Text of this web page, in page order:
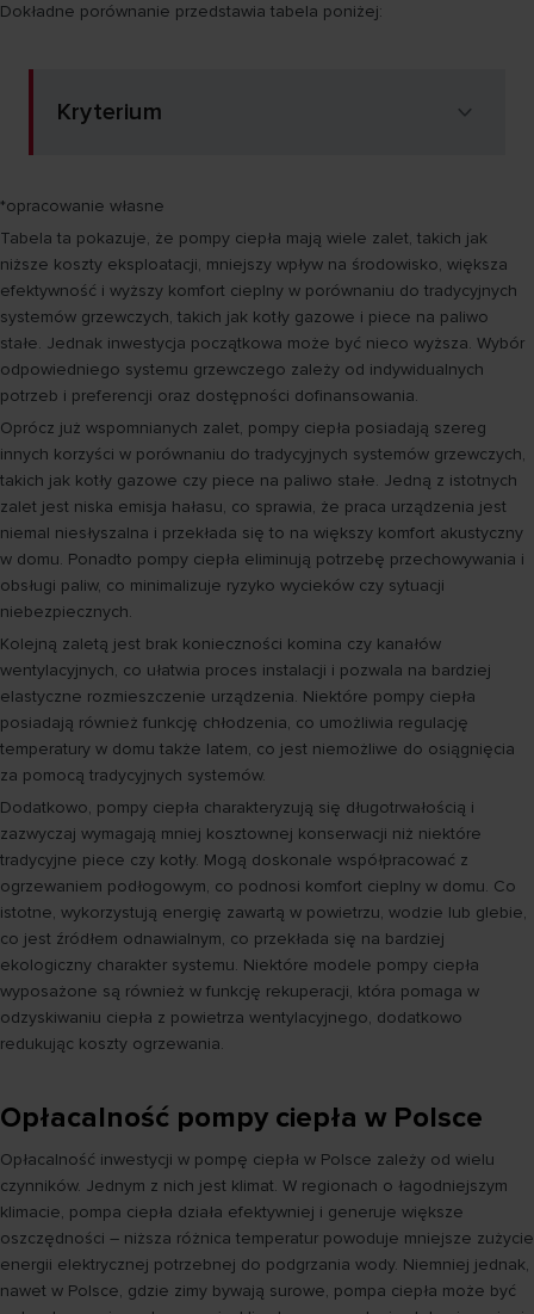
Dokładne porównanie przedstawia tabela poniżej:
Kryterium
*opracowanie własne
Tabela ta pokazuje, że pompy ciepła mają wiele zalet, takich jak
niższe koszty eksploatacji, mniejszy wpływ na środowisko, większa
efektywność i wyższy komfort cieplny w porównaniu do tradycyjnych
systemów grzewczych, takich jak kotły gazowe i piece na paliwo
stałe. Jednak inwestycja początkowa może być nieco wyższa. Wybór
odpowiedniego systemu grzewczego zależy od indywidualnych
potrzeb i preferencji oraz dostępności dofinansowania.
Oprócz już wspomnianych zalet, pompy ciepła posiadają szereg
innych korzyści w porównaniu do tradycyjnych systemów grzewczych,
takich jak kotły gazowe czy piece na paliwo stałe. Jedną z istotnych
zalet jest niska emisja hałasu, co sprawia, że praca urządzenia jest
niemal niesłyszalna i przekłada się to na większy komfort akustyczny
w domu. Ponadto pompy ciepła eliminują potrzebę przechowywania i
obsługi paliw, co minimalizuje ryzyko wycieków czy sytuacji
niebezpiecznych.
Kolejną zaletą jest brak konieczności komina czy kanałów
wentylacyjnych, co ułatwia proces instalacji i pozwala na bardziej
elastyczne rozmieszczenie urządzenia. Niektóre pompy ciepła
posiadają również funkcję chłodzenia, co umożliwia regulację
temperatury w domu także latem, co jest niemożliwe do osiągnięcia
za pomocą tradycyjnych systemów.
Dodatkowo, pompy ciepła charakteryzują się długotrwałością i
zazwyczaj wymagają mniej kosztownej konserwacji niż niektóre
tradycyjne piece czy kotły. Mogą doskonale współpracować z
ogrzewaniem podłogowym, co podnosi komfort cieplny w domu. Co
istotne, wykorzystują energię zawartą w powietrzu, wodzie lub glebie,
co jest źródłem odnawialnym, co przekłada się na bardziej
ekologiczny charakter systemu. Niektóre modele pompy ciepła
wyposażone są również w funkcję rekuperacji, która pomaga w
odzyskiwaniu ciepła z powietrza wentylacyjnego, dodatkowo
redukując koszty ogrzewania.
Opłacalność pompy ciepła w Polsce
Opłacalność inwestycji w pompę ciepła w Polsce zależy od wielu
czynników. Jednym z nich jest klimat. W regionach o łagodniejszym
klimacie, pompa ciepła działa efektywniej i generuje większe
oszczędności – niższa różnica temperatur powoduje mniejsze zużycie
energii elektrycznej potrzebnej do podgrzania wody. Niemniej jednak,
nawet w Polsce, gdzie zimy bywają surowe, pompa ciepła może być